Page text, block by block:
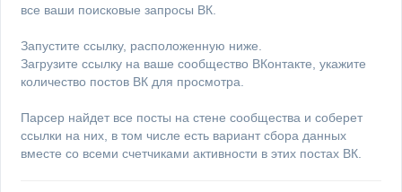
все ваши поисковые запросы ВК.
Запустите ссылку, расположенную ниже.
Загрузите ссылку на ваше сообщество ВКонтакте, укажите
количество постов ВК для просмотра.
Парсер найдет все посты на стене сообщества и соберет
ссылки на них, в том числе есть вариант сбора данных
вместе со всеми счетчиками активности в этих постах ВК.